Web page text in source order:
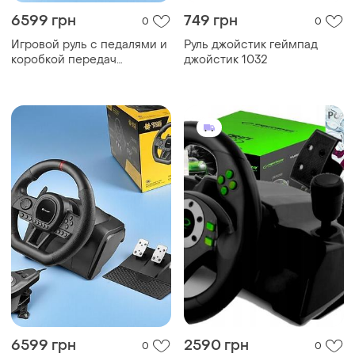
6599 грн 0
Игровой руль с педалями и
коробкой передач
749 грн 0
Руль джойстик геймпад
джойстик 1032
6599 грн 0 2590 грн 0